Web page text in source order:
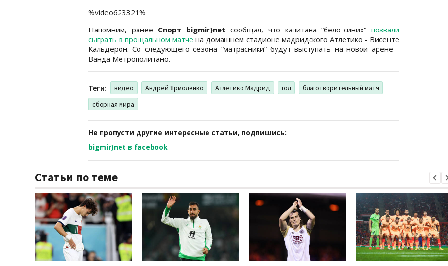
%video623321%
Напомним, ранее Спорт bigmir)net сообщал, что капитана “бело-синих“ позвали
сыграть в прощальном матче на домашнем стадионе мадридского Атлетико - Висенте
Кальдерон. Со следующего сезона “матрасники“ будут выступать на новой арене -
Ванда Метрополитано.
Теги: видео Андрей Ярмоленко Атлетико Мадрид гол
благотворительный матч
сборная мира
Не пропусти другие интересные статьи, подпишись:
bigmir)net в facebook
Статьи по теме